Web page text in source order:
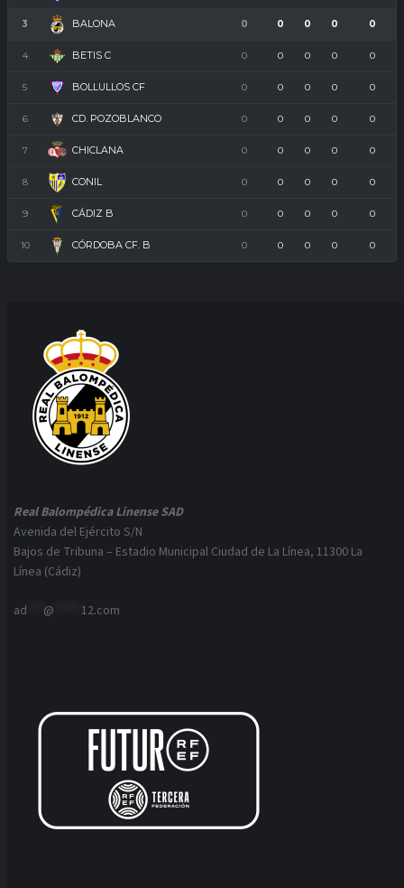
3 BALONA 0 0 0 0 0
4 BETIS C 0 0 0 0 0
5 BOLLULLOS CF 0 0 0 0 0
6 CD. POZOBLANCO 0 0 0 0 0
7 CHICLANA 0 0 0 0 0
8 CONIL 0 0 0 0 0
9 CÁDIZ B 0 0 0 0 0
10 CÓRDOBA CF. B 0 0 0 0 0
Real Balompédica Linense SAD
Avenida del Ejército S/N
Bajos de Tribuna – Estadio Municipal Ciudad de La Línea, 11300 La
Línea (Cádiz)
ad @ 12.com